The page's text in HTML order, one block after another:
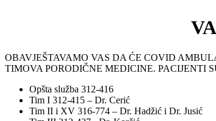
OBAVJEŠTAVAMO VAS DA ĆE COVID
TIMOVA PORODIČNE MEDICINE. PACIJENTI
Opšta služba 312-416
Tim I 312-415 – Dr. Cerić
Tim II i XV 316-774 – Dr. Hadžić i Dr. Jusić